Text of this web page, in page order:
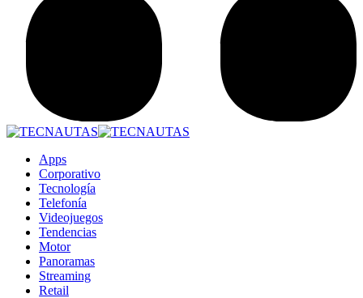
Apps
Corporativo
Tecnología
Telefonía
Videojuegos
Tendencias
Motor
Panoramas
Streaming
Retail